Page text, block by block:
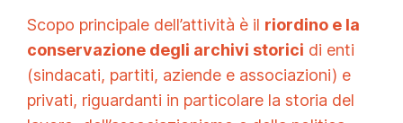
Scopo principale dell’attività è il riordino e la
conservazione degli archivi storici di enti
(sindacati, partiti, aziende e associazioni) e
privati, riguardanti in particolare la storia del